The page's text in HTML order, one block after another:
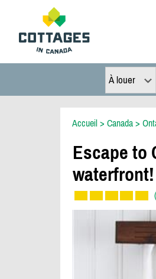
À louer
Accueil > Canada >
Escape to